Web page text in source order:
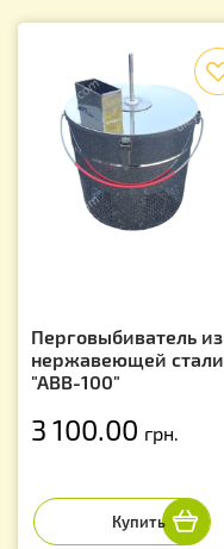
Перговыбиватель из
нержавеющей стали
"АВВ-100"
3 100.00 грн.